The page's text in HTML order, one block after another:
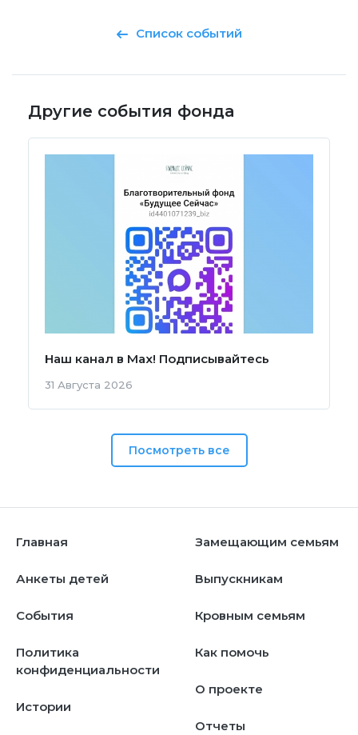
Список событий
Другие события фонда
Наш канал в Мах! Подписывайтесь
31 Августа 2026
Посмотреть все
Главная
Анкеты детей
События
Политика
конфиденциальности
Истории
Замещающим семьям
Выпускникам
Кровным семьям
Как помочь
О проекте
Отчеты